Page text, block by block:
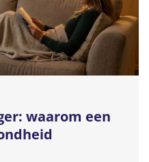
waarom een